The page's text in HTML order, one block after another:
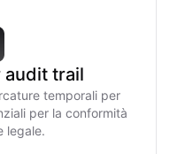
audit trail
temporali per
per la conformità
legale.